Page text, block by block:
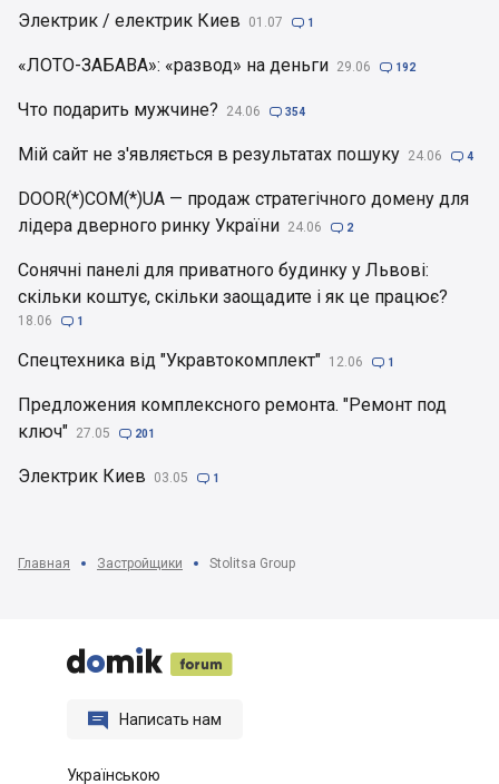
Электрик / електрик Киев 01.07  1
«ЛОТО-ЗАБАВА»: «развод» на деньги 29.06  192
Что подарить мужчине? 24.06  354
Мій сайт не з'являється в результатах пошуку 24.06  4
DOOR(*)COM(*)UA — продаж стратегічного домену для
лідера дверного ринку України 24.06  2
Сонячні панелі для приватного будинку у Львові:
скільки коштує, скільки заощадите і як це працює?
18.06  1
Спецтехника від "Укравтокомплект" 12.06  1
Предложения комплексного ремонта. "Ремонт под
ключ" 27.05  201
Электрик Киев 03.05  1
Главная Застройщики Stolitsa Group


 

 Написать нам
Українською